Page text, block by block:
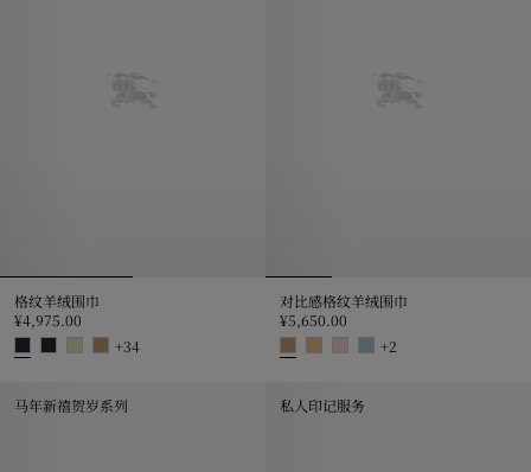
格纹羊绒围巾
¥4,975.00
+34
对比感格纹羊绒围巾
¥5,650.00
+2
马年新禧贺岁系列 私人印记服务